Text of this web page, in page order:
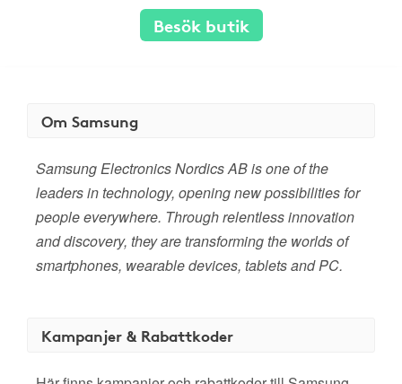
Besök butik
Om Samsung
Samsung Electronics Nordics AB is one of the
leaders in technology, opening new possibilities for
people everywhere. Through relentless innovation
and discovery, they are transforming the worlds of
smartphones, wearable devices, tablets and PC.
Kampanjer & Rabattkoder